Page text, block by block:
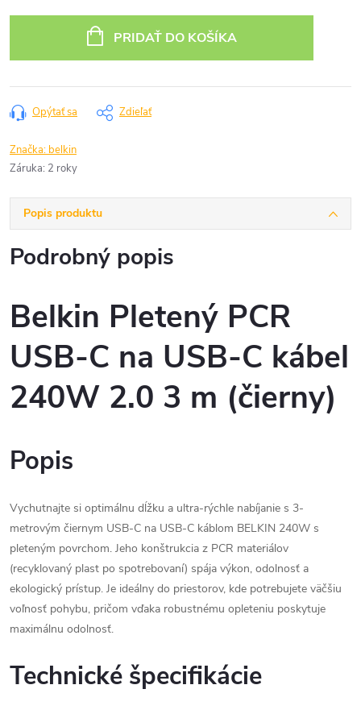
PRIDAŤ DO KOŠÍKA
Opýtať sa Zdieľať
Značka: belkin
Záruka: 2 roky
Popis produktu
Podrobný popis
Belkin Pletený PCR
USB-C na USB-C kábel
240W 2.0 3 m (čierny)
Popis
Vychutnajte si optimálnu dĺžku a ultra-rýchle nabíjanie s 3-
metrovým čiernym USB-C na USB-C káblom BELKIN 240W s
pleteným povrchom. Jeho konštrukcia z PCR materiálov
(recyklovaný plast po spotrebovaní) spája výkon, odolnosť a
ekologický prístup. Je ideálny do priestorov, kde potrebujete väčšiu
voľnosť pohybu, pričom vďaka robustnému opleteniu poskytuje
maximálnu odolnosť.
Technické špecifikácie